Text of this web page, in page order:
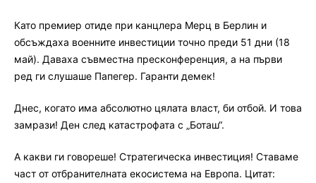
Като премиер отиде при канцлера Мерц в Берлин и
обсъждаха военните инвестиции точно преди 51 дни (18
май). Даваха съвместна пресконференция, а на първи
ред ги слушаше Папегер. Гаранти демек!
Днес, когато има абсолютно цялата власт, би отбой. И това
замрази! Ден след катастрофата с „Боташ“.
А какви ги говореше! Стратегическа инвестиция! Ставаме
част от отбранителната екосистема на Европа. Цитат: